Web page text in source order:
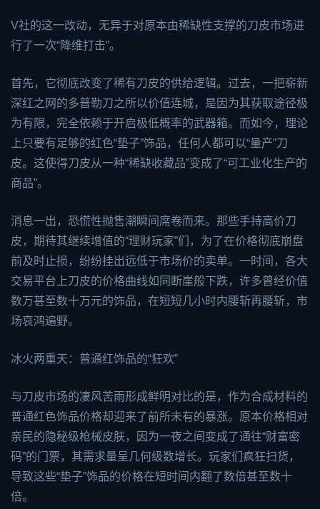
V社的这一改动，无异于对原本由稀缺性支撑的刀皮市场进
行了一次“降维打击”。
首先，它彻底改变了稀有刀皮的供给逻辑。过去，一把崭新
深红之网的多普勒刀之所以价值连城，是因为其获取途径极
为有限，完全依赖于开启极低概率的武器箱。而如今，理论
上只要有足够的红色“垫子”饰品，任何人都可以“量产”刀
皮。这使得刀皮从一种“稀缺收藏品”变成了“可工业化生产的
商品”。
消息一出，恐慌性抛售潮瞬间席卷而来。那些手持高价刀
皮，期待其继续增值的“理财玩家”们，为了在价格彻底崩盘
前及时止损，纷纷挂出远低于市场价的卖单。一时间，各大
交易平台上刀皮的价格曲线如同断崖般下跌，许多曾经价值
数万甚至数十万元的饰品，在短短几小时内腰斩再腰斩，市
场哀鸿遍野。
冰火两重天：普通红饰品的“狂欢”
与刀皮市场的凄风苦雨形成鲜明对比的是，作为合成材料的
普通红色饰品价格却迎来了前所未有的暴涨。原本价格相对
亲民的隐秘级枪械皮肤，因为一夜之间变成了通往“财富密
码”的门票，其需求量呈几何级数增长。玩家们疯狂扫货，
导致这些“垫子”饰品的价格在短时间内翻了数倍甚至数十
倍。